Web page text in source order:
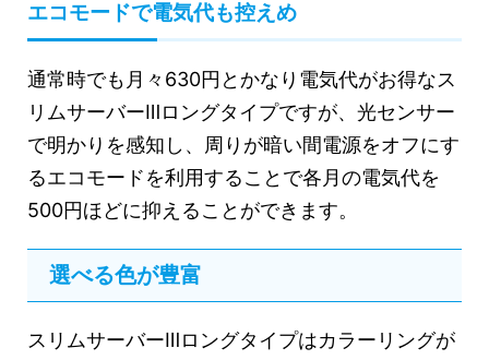
エコモードで電気代も控えめ
通常時でも月々630円とかなり電気代がお得なス
リムサーバーⅢロングタイプですが、光センサー
で明かりを感知し、周りが暗い間電源をオフにす
るエコモードを利用することで各月の電気代を
500円ほどに抑えることができます。
選べる色が豊富
スリムサーバーⅢロングタイプはカラーリングが